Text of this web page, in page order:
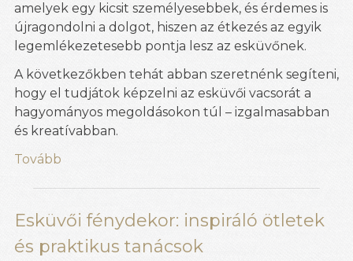
amelyek egy kicsit személyesebbek, és érdemes is
újragondolni a dolgot, hiszen az étkezés az egyik
legemlékezetesebb pontja lesz az esküvőnek.
A következőkben tehát abban szeretnénk segíteni,
hogy el tudjátok képzelni az esküvői vacsorát a
hagyományos megoldásokon túl – izgalmasabban
és kreatívabban.
Tovább
Esküvői fénydekor: inspiráló ötletek
és praktikus tanácsok